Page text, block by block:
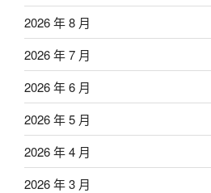
2026 年 8 月
2026 年 7 月
2026 年 6 月
2026 年 5 月
2026 年 4 月
2026 年 3 月